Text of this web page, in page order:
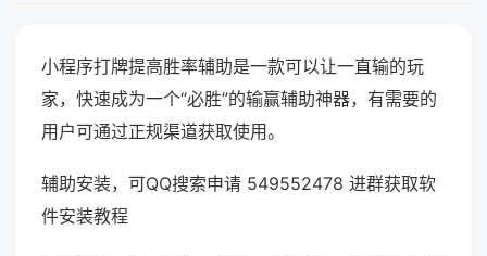
小程序打牌提高胜率辅助是一款可以让一直输的玩
家，快速成为一个“必胜”的输赢辅助神器，有需要的
用户可通过正规渠道获取使用。
辅助安装，可QQ搜索申请 549552478 进群获取软
件安装教程